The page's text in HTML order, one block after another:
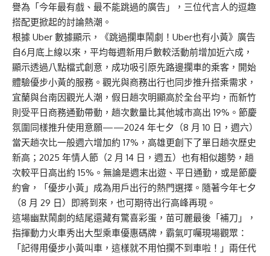
譽為「今年最有戲、最不能跳過的廣告」，三位代言人的逗趣
搭配更掀起的討論熱潮。
根據 Uber 數據顯示，《跳過攔車鬧劇！Uber也有小黃》廣告
自6月底上線以來，平均每週新用戶數較活動前增加近六成，
顯示透過八點檔式創意，成功吸引原先路邊攔車的乘客，開始
體驗優步小黃的服務。觀光與商務出行也同步推升搭乘需求，
宜蘭與台南因觀光人潮，假日趟次明顯高於全台平均，而新竹
則受平日商務通勤帶動，趟次數量比其他城市高出 19%。節慶
氛圍同樣推升使用意願——2024 年七夕（8 月 10 日，週六）
當天趟次比一般週六增加約 17%，高雄更創下了單日趟次歷史
新高；2025 年情人節（2 月 14 日，週五）也有相似趨勢，趟
次較平日高出約 15%。無論是週末出遊、平日通勤，或是節慶
約會，「優步小黃」成為用戶出行的熱門選擇。隨著今年七夕
（8 月 29 日）即將到來，也可期待出行高峰再現。
這場幽默鬧劇的結尾還藏有驚喜彩蛋，苗可麗最後「補刀」，
指揮動力火車秀出大型乘車優惠碼牌，霸氣叮囑現場觀眾：
「記得用優步小黃叫車，這樣就不用怕攔不到車啦！」兩任代